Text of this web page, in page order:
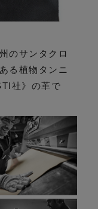
のサンタクロ
る植物タンニ
社》の革で